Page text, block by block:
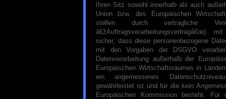
Ihren Sitz sowohl innerhalb als auch
Union bzw. des Europäischen
stellen durch vertragliche
â€žAuftragsverarbeitungsvertragâ€œ)
sicher, dass diese personenbezogene
mit den Vorgaben der DSGVO
Datenverarbeitung außerhalb der
Europäischen Wirtschaftsraumes in
ein angemessenes
gewährleistet ist und für die kein
Europäischen Kommission besteht. Für